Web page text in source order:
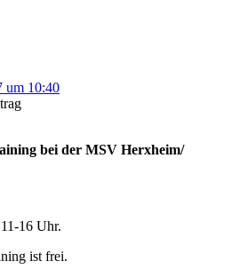
um 10:40
bei der MSV Herxheim/
16 Uhr.
ist frei.